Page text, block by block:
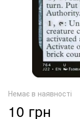
Немає в наявності
10 грн